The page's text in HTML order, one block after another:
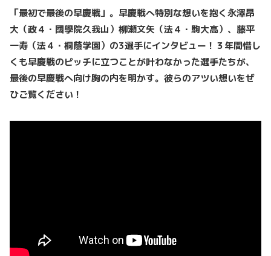
「最初で最後の早慶戦」。早慶戦へ特別な想いを抱く永澤昂
大（政４・國學院久我山）柳瀬文矢（法４・駒大高）、藤平
一寿（法４・桐蔭学園）の3選手にインタビュー！３年間惜し
くも早慶戦のピッチに立つことが叶わなかった選手たちが、
最後の早慶戦へ向け胸の内を明かす。彼らのアツい想いをぜ
ひご覧ください！